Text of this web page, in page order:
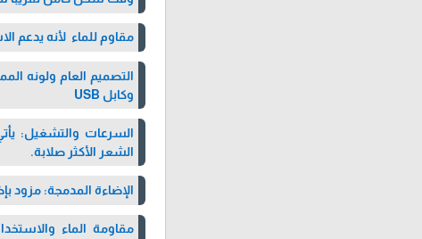
مقاوم للماء لأنه يدعم
التصميم العام ولونه
وكابل USB
السرعات والتشغيل:
الشعر الأكثر صلابة.
الإضاءة المدمجة: مزود
مقاومة الماء